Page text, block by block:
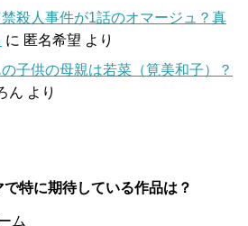
殺人事件が1話のオマージュ？真
に 匿名希望 より
子供の母親は若菜（筧美和子）？
ん より
特に期待している作品は？
ム